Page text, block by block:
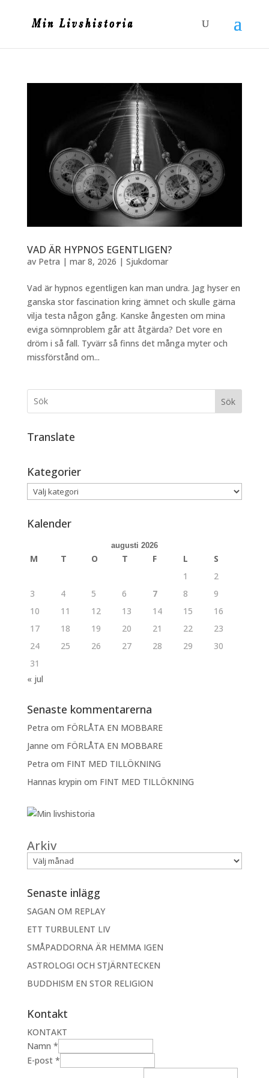
VAD ÄR HYPNOS EGENTLIGEN?
av Petra | mar 8, 2026 | Sjukdomar
Vad är hypnos egentligen kan man undra. Jag hyser en
ganska stor fascination kring ämnet och skulle gärna
vilja testa någon gång. Kanske ångesten om mina
eviga sömnproblem går att åtgärda? Det vore en
dröm i så fall. Tyvärr så finns det många myter och
missförstånd om...
Sök
Translate
Kategorier
Kategorier
Kalender
augusti 2026
M T O T F L
S
1
2
3
4 5 6 7 8
9
10
11 12 13 14 15
16
17
18 19 20 21 22
23
24
25 26 27 28 29
30
31
« jul
Senaste kommentarerna
Petra om FÖRLÅTA EN MOBBARE
Janne om FÖRLÅTA EN MOBBARE
Petra om FINT MED TILLÖKNING
Hannas krypin om FINT MED TILLÖKNING
Arkiv
Senaste inlägg
SAGAN OM REPLAY
ETT TURBULENT LIV
SMÅPADDORNA ÄR HEMMA IGEN
ASTROLOGI OCH STJÄRNTECKEN
BUDDHISM EN STOR RELIGION
Kontakt
KONTAKT
E
-
Namn *
E-post *